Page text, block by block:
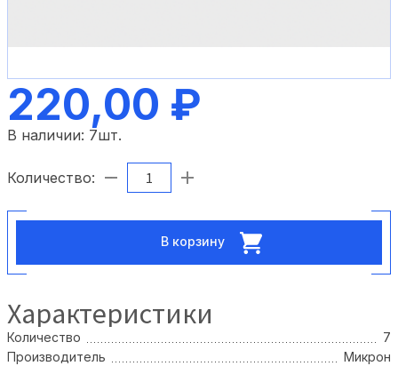
220,00 ₽
В наличии: 7шт.
Количество:
В корзину
Характеристики
Количество
7
Производитель
Микрон